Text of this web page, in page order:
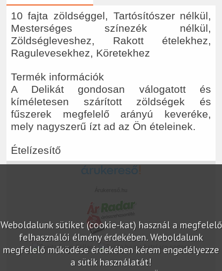
10 fajta zöldséggel, Tartósítószer nélkül,
Mesterséges színezék nélkül,
Zöldségleveshez, Rakott ételekhez,
Ragulevesekhez, Köretekhez
Termék információk
A Delikát gondosan válogatott és
kíméletesen szárított zöldségek és
fűszerek megfelelő arányú keveréke,
mely nagyszerű ízt ad az Ön ételeinek.
Ételízesítő
Weboldalunk sütiket (cookie-kat) használ a megfelelő
felhasználói élmény érdekében. Weboldalunk
megfelelő működése érdekében kérem engedélyezze
a sütik használatát!
marketplace partner